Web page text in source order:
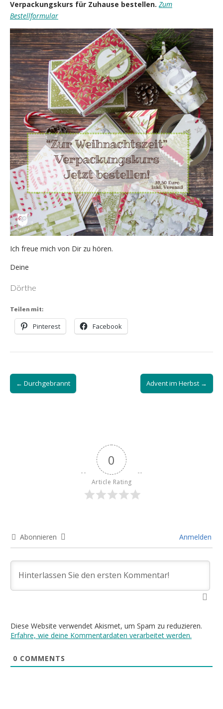
Verpackungskurs für Zuhause bestellen. Zum
Bestellformular
Ich freue mich von Dir zu hören.
Deine
Dörthe
Teilen mit:
Pinterest Facebook
Post
navigation
← Durchgebrannt Advent im Herbst →
0
Article Rating
Abonnieren Anmelden
Diese Website verwendet Akismet, um Spam zu reduzieren.
Erfahre, wie deine Kommentardaten verarbeitet werden.
0 COMMENTS